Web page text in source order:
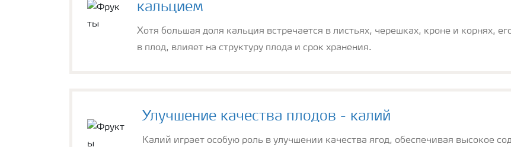
кальцием
Хотя большая доля кальция встречается в листьях, черешках, кроне и корнях,
в плод, влияет на структуру плода и срок хранения.
Улучшение качества плодов - калий
Калий играет особую роль в улучшении качества ягод, обеспечивая высокое